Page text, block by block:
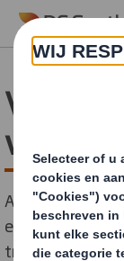
Skip to main
voor
Als grote speler
en recycling, is
transitie naar